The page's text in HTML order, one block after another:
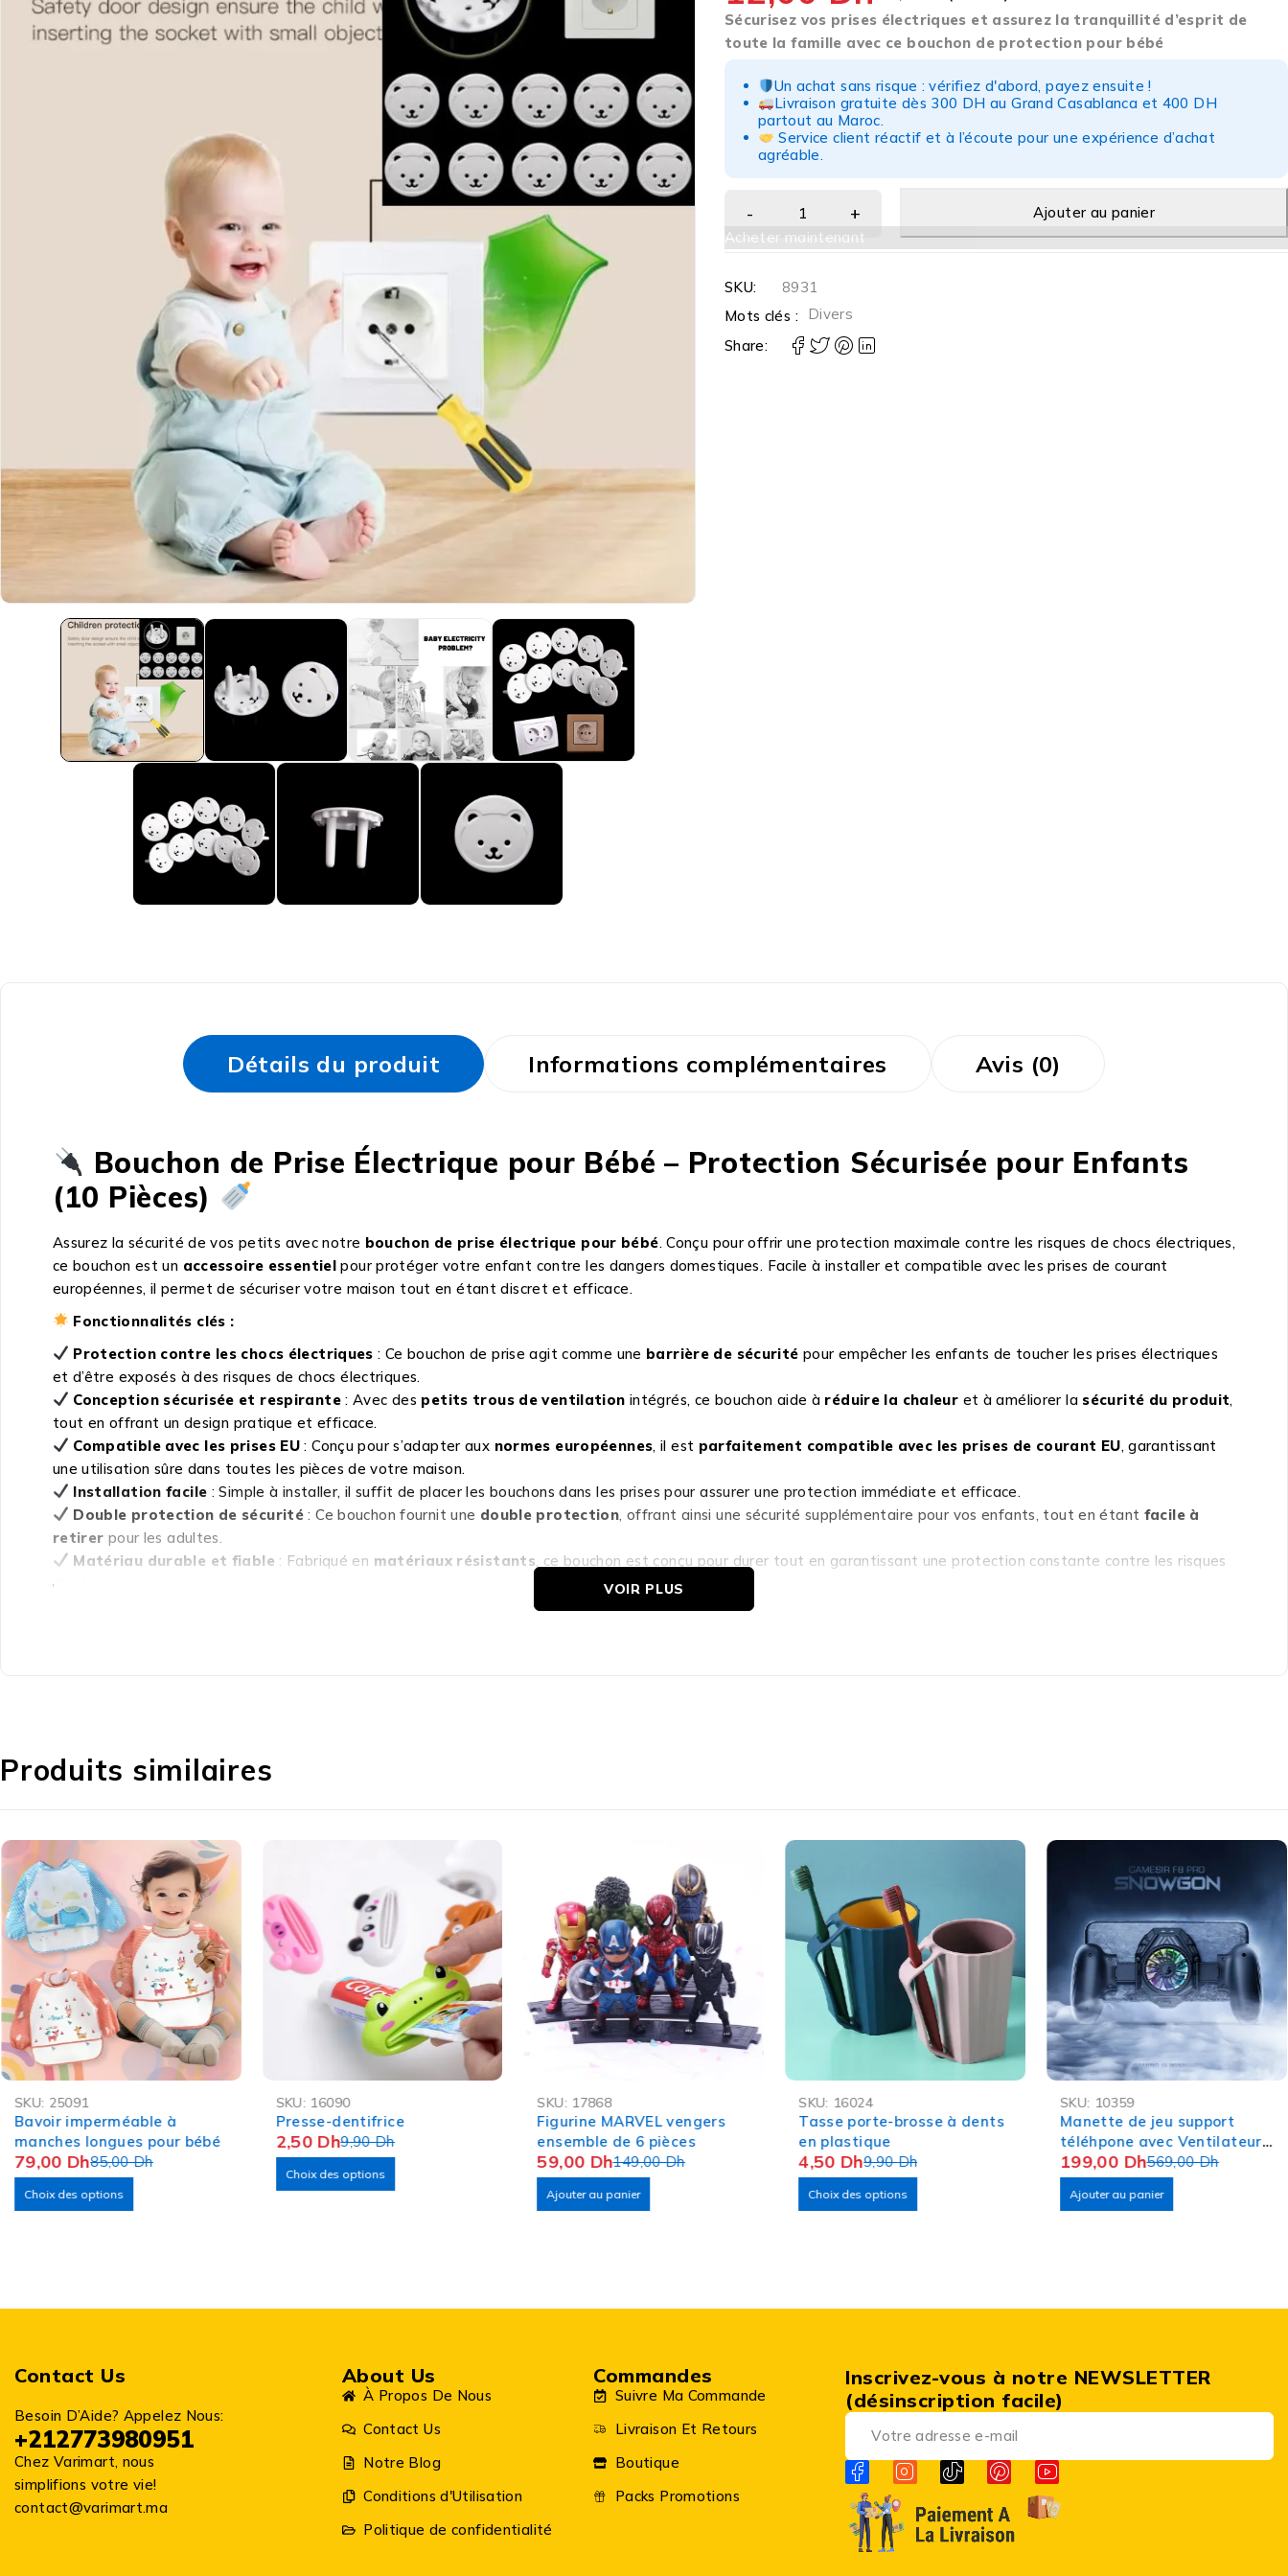
Sécurisez vos prises électriques et assurez la tranquillité d’esprit de
toute la famille avec ce bouchon de protection pour bébé
Un achat sans risque : vérifiez d'abord, payez ensuite !
Livraison gratuite dès 300 DH au Grand Casablanca et 400 DH
partout au Maroc.
Service client réactif et à l’écoute pour une expérience d’achat
agréable.
Ajouter au panier
Acheter maintenant
SKU:
8931
Mots clés : Divers
Share:
Détails du produit Informations complémentaires Avis (0)
Bouchon de Prise Électrique pour Bébé – Protection Sécurisée pour Enfants
(10 Pièces)
Assurez la sécurité de vos petits avec notre bouchon de prise électrique pour bébé. Conçu pour offrir une protection maximale contre les risques de chocs électriques,
ce bouchon est un accessoire essentiel pour protéger votre enfant contre les dangers domestiques. Facile à installer et compatible avec les prises de courant
européennes, il permet de sécuriser votre maison tout en étant discret et efficace.
Fonctionnalités clés :
Protection contre les chocs électriques : Ce bouchon de prise agit comme une barrière de sécurité pour empêcher les enfants de toucher les prises électriques
et d’être exposés à des risques de chocs électriques.
Conception sécurisée et respirante: Avec des petits trous de ventilation intégrés, ce bouchon aide à réduire la chaleur et à améliorer la sécurité du produit,
tout en offrant un design pratique et efficace.
Compatible avec les prises EU : Conçu pour s’adapter aux normes européennes, il est parfaitement compatible avec les prises de courant EU, garantissant
une utilisation sûre dans toutes les pièces de votre maison.
Installation facile : Simple à installer, il suffit de placer les bouchons dans les prises pour assurer une protection immédiate et efficace.
Double protection de sécurité : Ce bouchon fournit une double protection , offrant ainsi une sécurité supplémentaire pour vos enfants, tout en étant facile à
retirer pour les adultes.
Matériau durable et fiable : Fabriqué en matériaux résistants , ce bouchon est conçu pour durer tout en garantissant une protection constante contre les risques
électriques.
Pourquoi choisir ce Couverture de protection pour prise électrique pour bébé ?
dès aujourd’hui pour offrir à votre bébé une protection fiable à la maison.
احمِ أطفالك من الحوادث الكهربائية مع غطاء الحماية الخاص بالمقابس الكهربائية، متوفر الآن بأفضل الأسعار في المغرب.
VOIR PLUS
Produits similaires
SKU: 25091
Bavoir imperméable à
manches longues pour bébé
85,00Dh
79,00 Dh
Choix des options
SKU: 16090
Presse-dentifrice
9,90Dh
2,50 Dh
Choix des options
SKU: 17868
Figurine MARVEL vengers
ensemble de 6 pièces
149,00Dh
59,00 Dh
Ajouter au panier
SKU: 16024
Tasse porte-brosse à dents
en plastique
9,90Dh
4,50 Dh
Choix des options
SKU: 10359
Manette de jeu support
téléhpone avec Ventilateur
SNOWGON GameSir F8 PRO
569,00Dh
199,00 Dh
Ajouter au panier
Contact Us
Besoin D’Aide? Appelez Nous:
+212773980951
Chez Varimart, nous
simplifions votre vie!
contact@varimart.ma
About Us
À Propos De Nous
Contact Us
Notre Blog
Conditions d'Utilisation
Politique de confidentialité
Commandes
Suivre Ma Commande
Livraison Et Retours
Boutique
Packs Promotions
Inscrivez-vous à notre NEWSLETTER
(désinscription facile)